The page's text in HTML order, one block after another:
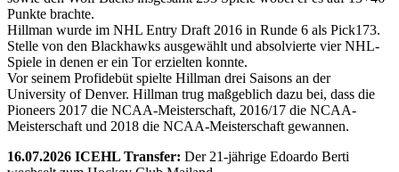
Punkte brachte.
Hillman wurde im NHL Entry Draft 2016 in Runde 6 als Pick173.
Stelle von den Blackhawks ausgewählt und absolvierte vier NHL-
Spiele in denen er ein Tor erzielten konnte.
Vor seinem Profidebüt spielte Hillman drei Saisons an der
University of Denver. Hillman trug maßgeblich dazu bei, dass die
Pioneers 2017 die NCAA-Meisterschaft, 2016/17 die NCAA-
Meisterschaft und 2018 die NCAA-Meisterschaft gewannen.
16.07.2026 ICEHL Transfer: Der 21-jährige Edoardo Berti